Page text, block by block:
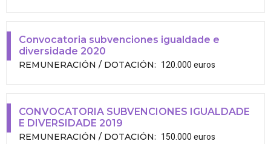
Convocatoria subvenciones igualdade e
diversidade 2020
REMUNERACIÓN / DOTACIÓN: 120.000 euros
CONVOCATORIA SUBVENCIONES IGUALDADE
E DIVERSIDADE 2019
REMUNERACIÓN / DOTACIÓN: 150.000 euros